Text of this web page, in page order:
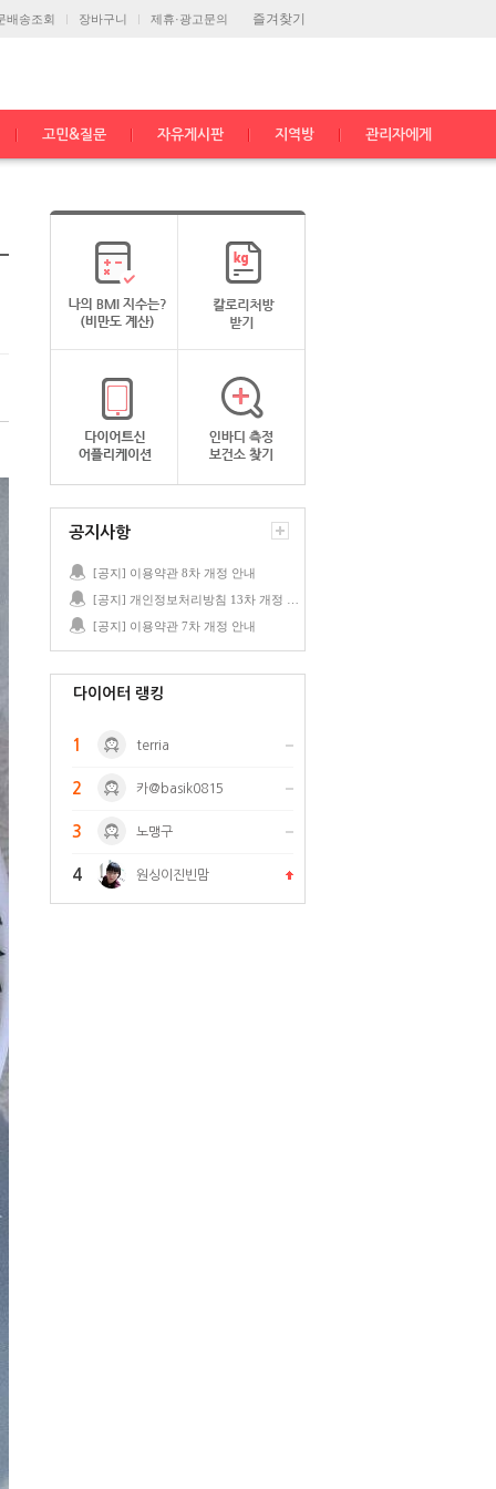
즐겨찾기
배송조회 장바구니 제휴·광고문의
고민&질문 자유게시판 지역방 관리자에게
공지사항
[공지] 이용약관 8차 개정 안내
[공지] 이용약관 7차 개정 안내
다이어터 랭킹
1 terria
2 카@basik0815
3 노맹구
4 원싱이진빈맘